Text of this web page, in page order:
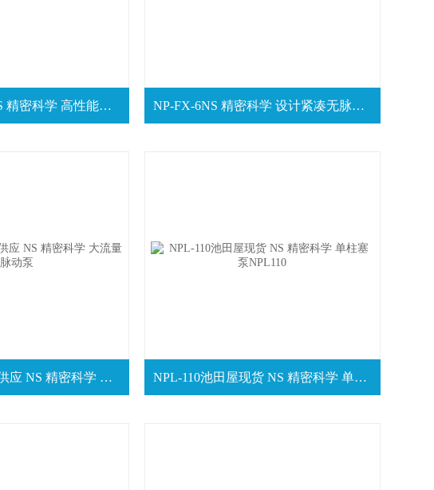
SP-T-2501现货 NS 精密科学 高性能单柱塞泵SPT2501 NP-FX-6NS 精密科学 设计紧凑无脉动泵NPFX6
NP-FX(Ⅱ)-05日本供应 NS 精密科学 大流量无脉动泵 NPL-110池田屋现货 NS 精密科学 单柱塞泵NPL110